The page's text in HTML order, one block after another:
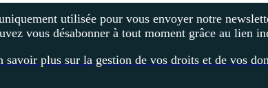
utilisée pour vous envoyer notre
vous désabonner à tout moment grâce au lien
savoir plus sur la gestion de vos droits et de vos